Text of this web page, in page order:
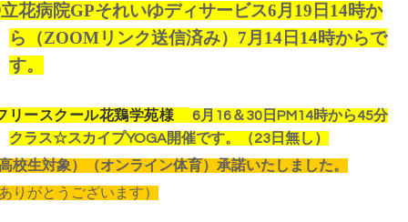
花病院GPそれいゆディサービス6月19日14時か
ら（ZOOMリンク送信済み）7月14日14時からで
す。
リースクール花鶏学苑様
6月16＆30日PM14時から45分
クラス☆スカイプYOGA開催です。（23日無し）
校生対象）（オンライン体育）承諾いたしました。
りがとうございます）